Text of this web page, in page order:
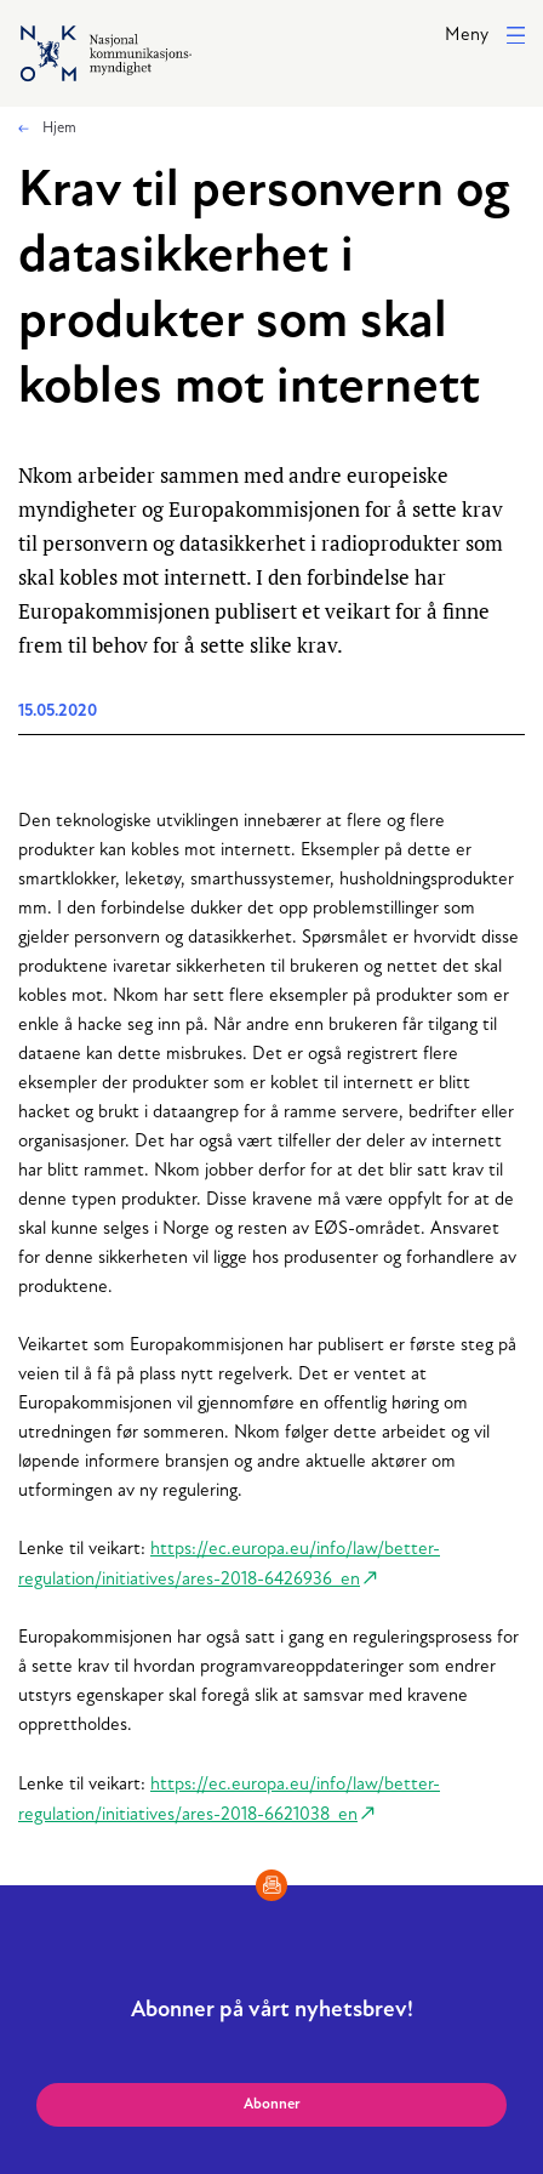
Hopp til hovedinnhold
Meny
Hjem
Krav til personvern og
datasikkerhet i
produkter som skal
kobles mot internett
Nkom arbeider sammen med andre europeiske
myndigheter og Europakommisjonen for å sette krav
til personvern og datasikkerhet i radioprodukter som
skal kobles mot internett. I den forbindelse har
Europakommisjonen publisert et veikart for å finne
frem til behov for å sette slike krav.
15.05.2020
Den teknologiske utviklingen innebærer at flere og flere
produkter kan kobles mot internett. Eksempler på dette er
smartklokker, leketøy, smarthussystemer, husholdningsprodukter
mm. I den forbindelse dukker det opp problemstillinger som
gjelder personvern og datasikkerhet. Spørsmålet er hvorvidt disse
produktene ivaretar sikkerheten til brukeren og nettet det skal
kobles mot. Nkom har sett flere eksempler på produkter som er
enkle å hacke seg inn på. Når andre enn brukeren får tilgang til
dataene kan dette misbrukes. Det er også registrert flere
eksempler der produkter som er koblet til internett er blitt
hacket og brukt i dataangrep for å ramme servere, bedrifter eller
organisasjoner. Det har også vært tilfeller der deler av internett
har blitt rammet. Nkom jobber derfor for at det blir satt krav til
denne typen produkter. Disse kravene må være oppfylt for at de
skal kunne selges i Norge og resten av EØS-området. Ansvaret
for denne sikkerheten vil ligge hos produsenter og forhandlere av
produktene.
Veikartet som Europakommisjonen har publisert er første steg på
veien til å få på plass nytt regelverk. Det er ventet at
Europakommisjonen vil gjennomføre en offentlig høring om
utredningen før sommeren. Nkom følger dette arbeidet og vil
løpende informere bransjen og andre aktuelle aktører om
utformingen av ny regulering.
Lenke til veikart: https://ec.europa.eu/info/law/better-
regulation/initiatives/ares-2018-6426936_en
Europakommisjonen har også satt i gang en reguleringsprosess for
å sette krav til hvordan programvareoppdateringer som endrer
utstyrs egenskaper skal foregå slik at samsvar med kravene
opprettholdes.
Lenke til veikart: https://ec.europa.eu/info/law/better-
regulation/initiatives/ares-2018-6621038_en
Abonner på vårt nyhetsbrev!
Abonner